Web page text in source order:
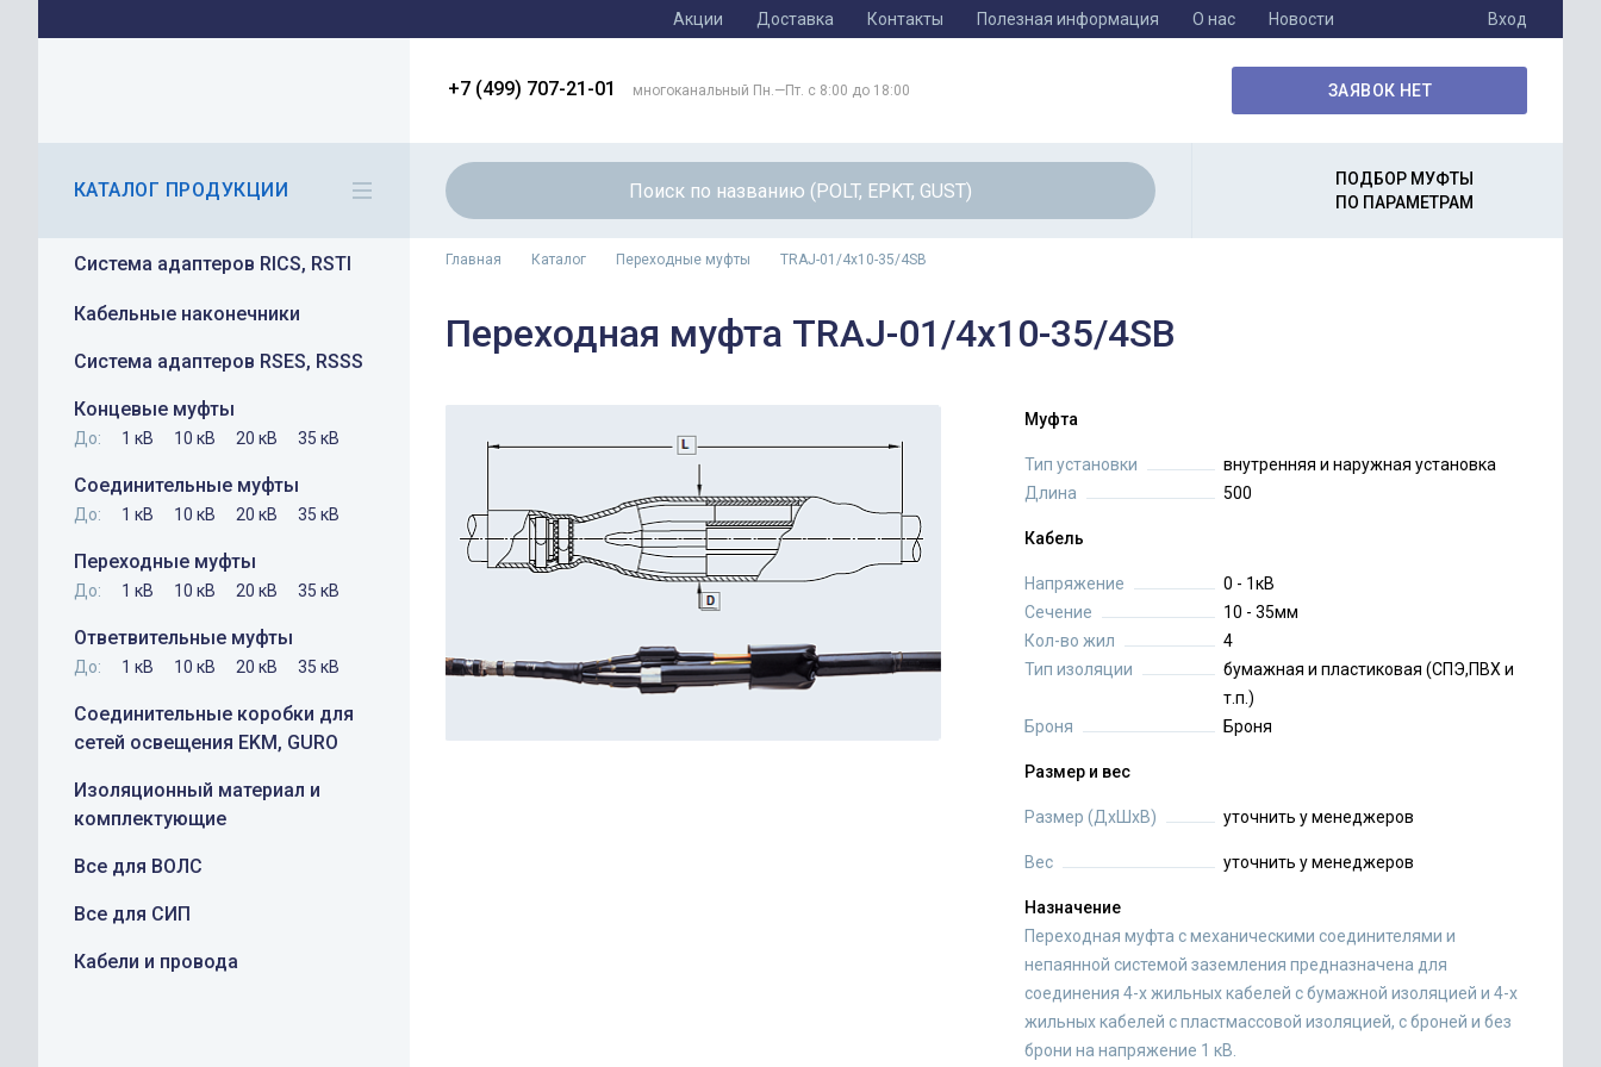
Акции Доставка Контакты Полезная информация О нас Новости Вход
+7 (499) 707-21-01 многоканальный Пн.—Пт. с 8:00 до 18:00 ЗАЯВОК НЕТ
КАТАЛОГ ПРОДУКЦИИ
Система адаптеров RICS, RSTI
Кабельные наконечники
Система адаптеров RSES, RSSS
Концевые муфты
До: 1 кВ 10 кВ 20 кВ 35 кВ
Соединительные муфты
До: 1 кВ 10 кВ 20 кВ 35 кВ
Переходные муфты
До: 1 кВ 10 кВ 20 кВ 35 кВ
Ответвительные муфты
До: 1 кВ 10 кВ 20 кВ 35 кВ
Соединительные коробки для
сетей освещения EKM, GURO
Изоляционный материал и
комплектующие
Все для ВОЛС
Все для СИП
Кабели и провода
ПОДБОР МУФТЫ
ПО ПАРАМЕТРАМ
Главная Каталог Переходные муфты TRAJ-01/4x10-35/4SB
Переходная муфта TRAJ-01/4x10-35/4SB
Муфта
Тип установки
внутренняя и наружная установка
Длина
500
Кабель
Напряжение
0 - 1кВ
Сечение
10 - 35мм
Кол-во жил
4
Тип изоляции
бумажная и пластиковая (СПЭ,ПВХ и
т.п.)
Броня
Броня
Размер и вес
Размер (ДхШхВ) уточнить у менеджеров
Вес уточнить у менеджеров
Назначение
Переходная муфта с механическими соединителями и
непаянной системой заземления предназначена для
соединения 4-х жильных кабелей с бумажной изоляцией и 4-х
жильных кабелей с пластмассовой изоляцией, с броней и без
брони на напряжение 1 кВ.